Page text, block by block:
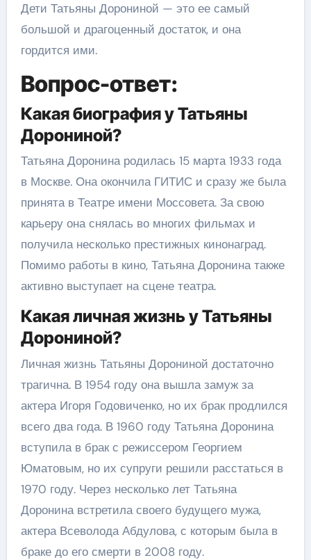
Дети Татьяны Дорониной — это ее самый
большой и драгоценный достаток, и она
гордится ими.
Вопрос-ответ:
Какая биография у Татьяны
Дорониной?
Татьяна Доронина родилась 15 марта 1933 года
в Москве. Она окончила ГИТИС и сразу же была
принята в Театре имени Моссовета. За свою
карьеру она снялась во многих фильмах и
получила несколько престижных кинонаград.
Помимо работы в кино, Татьяна Доронина также
активно выступает на сцене театра.
Какая личная жизнь у Татьяны
Дорониной?
Личная жизнь Татьяны Дорониной достаточно
трагична. В 1954 году она вышла замуж за
актера Игоря Годовиченко, но их брак продлился
всего два года. В 1960 году Татьяна Доронина
вступила в брак с режиссером Георгием
Юматовым, но их супруги решили расстаться в
1970 году. Через несколько лет Татьяна
Доронина встретила своего будущего мужа,
актера Всеволода Абдулова, с которым была в
браке до его смерти в 2008 году.